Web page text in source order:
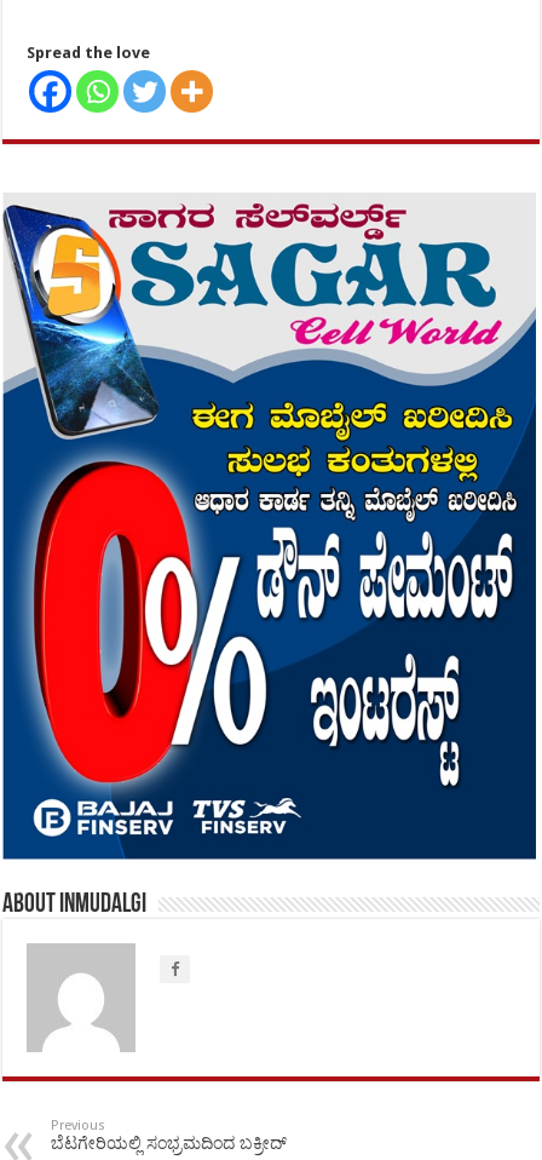
Spread the love
About inmudalgi
Previous
ಬೆಟಗೇರಿಯಲ್ಲಿ ಸಂಭ್ರಮದಿಂದ ಬಕ್ರೀದ್